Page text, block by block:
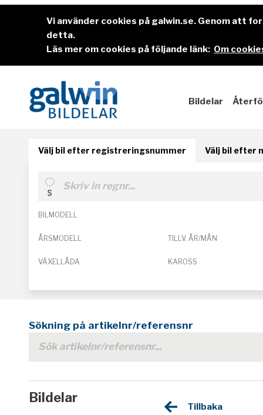
Vi använder cookies på galwin.se. Genom att
detta.
Läs mer om cookies på följande länk: Om
Bildelar
Välj bil efter registreringsnummer Välj bil efter
BILMODELL
ÅRSMODELL TILLV. ÅR/MÅN
VÄXELLÅDA KAROSS
Sökning på artikelnr/referensnr
Bildelar
Tillbaka